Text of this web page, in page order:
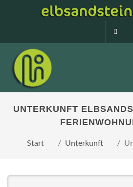
UNTERKUNFT
Start Unterkunft